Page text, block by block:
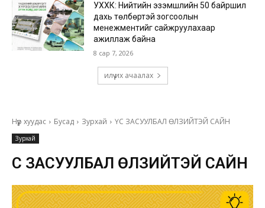
УХХК: Нийтийн эзэмшлийн 50 байршил
дахь төлбөртэй зогсоолын
менежментийг сайжруулахаар
ажиллаж байна
8 сар 7, 2026
илүү их ачаалах